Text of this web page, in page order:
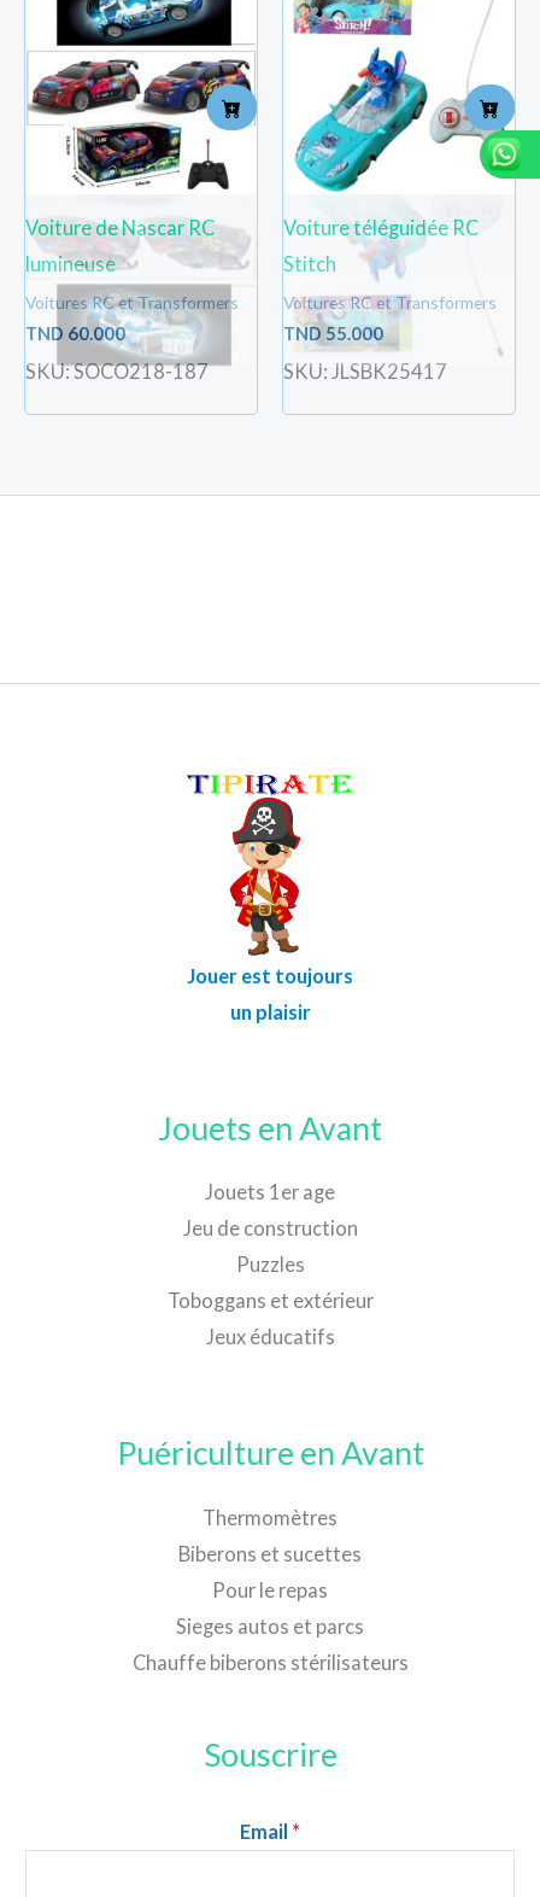
Voiture de Nascar RC
lumineuse
Voitures RC et Transformers
TND 60.000
SKU: SOCO218-187
Voiture téléguidée RC
Stitch
Voitures RC et Transformers
TND 55.000
SKU: JLSBK25417
Jouer est toujours
un plaisir
Jouets en Avant
Jouets 1er age
Jeu de construction
Puzzles
Toboggans et extérieur
Jeux éducatifs
Puériculture en Avant
Thermomètres
Biberons et sucettes
Pour le repas
Sieges autos et parcs
Chauffe biberons stérilisateurs
Souscrire
Email *